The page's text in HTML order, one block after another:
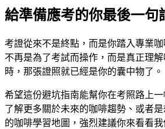
給準備應考的你最後一句
考證從來不是終點，而是你踏入專業
不再是為了考試而操作，而是真正理
時，那張證照就已經是你的囊中物了。
希望這份避坑指南能幫你在考照路上
了解更多關於未來的咖啡趨勢、或者
的咖啡學習地圖，強烈建議你來看看